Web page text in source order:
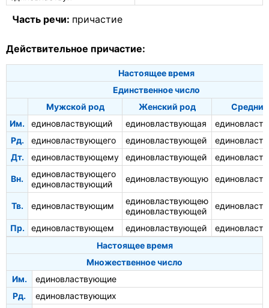
Часть речи: причастие
Действительное причастие:
Настоящее время
Единственное число
Мужской род
Женский род
Им.
единовластвующий единовластвующая
Рд.
единовластвующего единовластвующей
Дт.
единовластвующему единовластвующей
Вн.
единовластвующего
единовластвующий
единовластвующую
Тв. единовластвующим
единовластвующею
единовластвующей
Пр. единовластвующем единовластвующей
Настоящее время
Множественное число
Им.
единовластвующие
Рд.
единовластвующих